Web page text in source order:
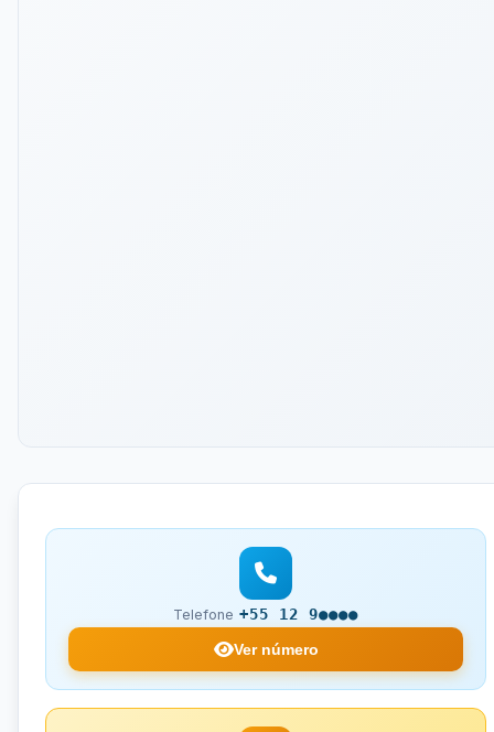
Telefone +55 12 9●●●●
Ver número